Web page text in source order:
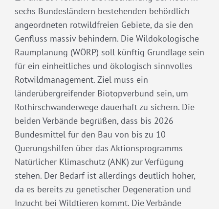
sechs Bundesländern bestehenden behördlich
angeordneten rotwildfreien Gebiete, da sie den
Genfluss massiv behindern. Die Wildökologische
Raumplanung (WÖRP) soll künftig Grundlage sein
für ein einheitliches und ökologisch sinnvolles
Rotwildmanagement. Ziel muss ein
länderübergreifender Biotopverbund sein, um
Rothirschwanderwege dauerhaft zu sichern. Die
beiden Verbände begrüßen, dass bis 2026
Bundesmittel für den Bau von bis zu 10
Querungshilfen über das Aktionsprogramms
Natürlicher Klimaschutz (ANK) zur Verfügung
stehen. Der Bedarf ist allerdings deutlich höher,
da es bereits zu genetischer Degeneration und
Inzucht bei Wildtieren kommt. Die Verbände